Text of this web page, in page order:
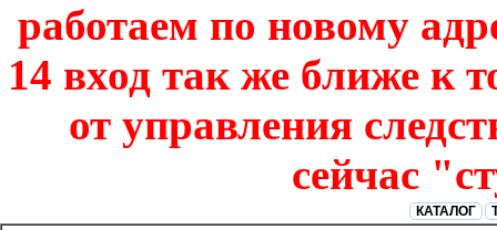
работаем по новому
14 вход так же ближе к
от управления
сейчас
КАТАЛОГ